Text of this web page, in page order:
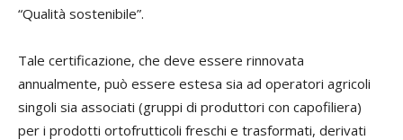
“Qualità sostenibile”.
Tale certificazione, che deve essere rinnovata
annualmente, può essere estesa sia ad operatori agricoli
singoli sia associati (gruppi di produttori con capofiliera)
per i prodotti ortofrutticoli freschi e trasformati, derivati